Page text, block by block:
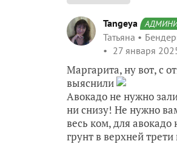
Tangeya
Татьяна
27 января
Маргарита, ну вот, с
выяснили
Авокадо не нужно
ни снизу! Не нужно
весь ком, для авокадо
грунт в верхней